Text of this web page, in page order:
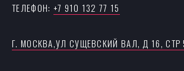
ТЕЛЕФОН: +7 910 132 77 15
Г. МОСКВА,УЛ CУЩЕВСКИЙ ВАЛ, Д 16, СТР